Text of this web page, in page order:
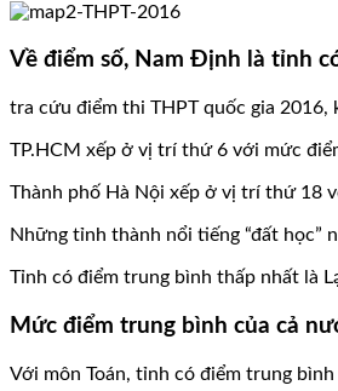
Về điểm số, Nam Định là tỉnh
tra cứu điểm thi THPT quốc gia 2016,
TP.HCM xếp ở vị trí thứ 6 với mức
Thành phố Hà Nội xếp ở vị trí thứ 18
Những tỉnh thành nổi tiếng “đất học”
Tỉnh có điểm trung bình thấp nhất là
Mức điểm trung bình của cả
Với môn Toán, tỉnh có điểm trung